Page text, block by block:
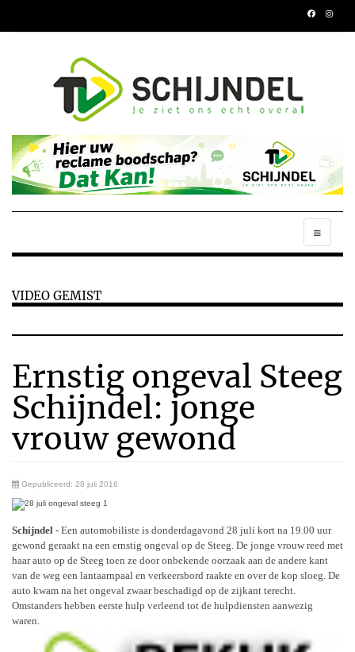
VIDEO GEMIST
Ernstig ongeval Steeg
Schijndel: jonge
vrouw gewond
Gepubliceerd: 28 juli 2016
Schijndel - Een automobiliste is donderdagavond 28 juli kort na 19.00 uur
gewond geraakt na een ernstig ongeval op de Steeg. De jonge vrouw reed met
haar auto op de Steeg toen ze door onbekende oorzaak aan de andere kant
van de weg een lantaarnpaal en verkeersbord raakte en over de kop sloeg. De
auto kwam na het ongeval zwaar beschadigd op de zijkant terecht.
Omstanders hebben eerste hulp verleend tot de hulpdiensten aanwezig
waren.